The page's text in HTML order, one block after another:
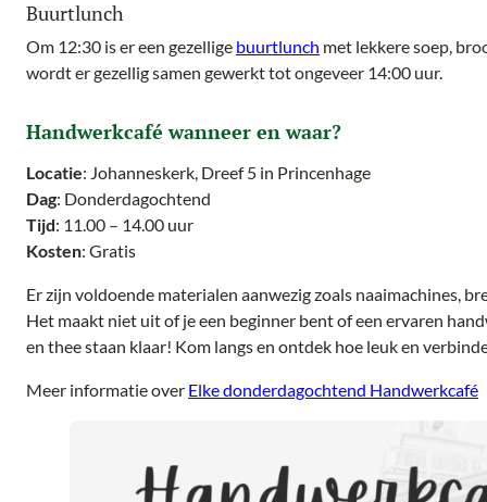
Buurtlunch
Om 12:30 is er een gezellige buurtlunch met lekkere soep,
wordt er gezellig samen gewerkt tot ongeveer 14:00 uur.
Handwerkcafé wanneer en waar?
Locatie: Johanneskerk, Dreef 5 in Princenhage
Dag: Donderdagochtend
Tijd: 11.00 – 14.00 uur
Kosten: Gratis
Er zijn voldoende materialen aanwezig zoals naaimachines,
Het maakt niet uit of je een beginner bent of een ervaren
en thee staan klaar! Kom langs en ontdek hoe leuk en
Meer informatie over Elke donderdagochtend Handwerkcafé